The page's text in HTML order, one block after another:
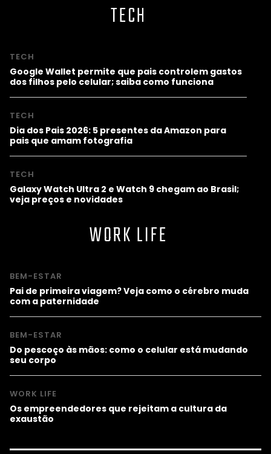
TECH
TECH
Google Wallet permite que pais controlem gastos
dos filhos pelo celular; saiba como funciona
TECH
Dia dos Pais 2026: 5 presentes da Amazon para
pais que amam fotografia
TECH
Galaxy Watch Ultra 2 e Watch 9 chegam ao Brasil;
veja preços e novidades
WORK LIFE
BEM-ESTAR
Pai de primeira viagem? Veja como o cérebro muda
com a paternidade
BEM-ESTAR
Do pescoço às mãos: como o celular está mudando
seu corpo
WORK LIFE
Os empreendedores que rejeitam a cultura da
exaustão